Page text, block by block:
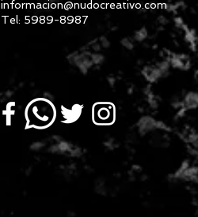
informacion@nudocreativo.com
Tel: 5989-8987